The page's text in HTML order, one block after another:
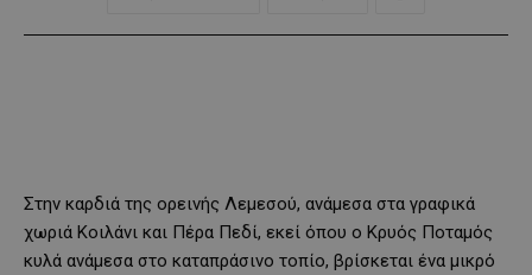
Στην καρδιά της ορεινής Λεμεσού, ανάμεσα στα γραφικά
χωριά Κοιλάνι και Πέρα Πεδί, εκεί όπου ο Κρυός Ποταμός
κυλά ανάμεσα στο καταπράσινο τοπίο, βρίσκεται ένα μικρό